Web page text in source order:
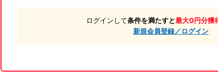
ログインして条件を満たすと最大0円分獲
新規会員登録／ログイン